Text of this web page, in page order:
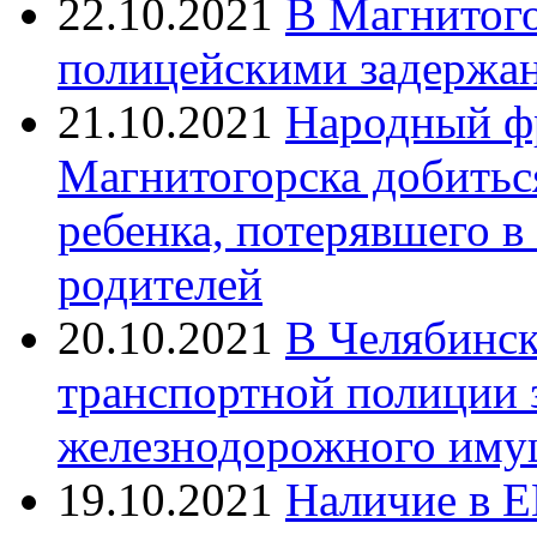
22.10.2021 В
полицейскими
21.10.2021 Народный
Магнитогорска
ребенка, потерявшего
родителей
20.10.2021 В
транспортной
железнодорожного
19.10.2021 Наличие в